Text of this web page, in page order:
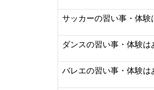
サッカーの習い事・体験
ダンスの習い事・体験は
バレエの習い事・体験は